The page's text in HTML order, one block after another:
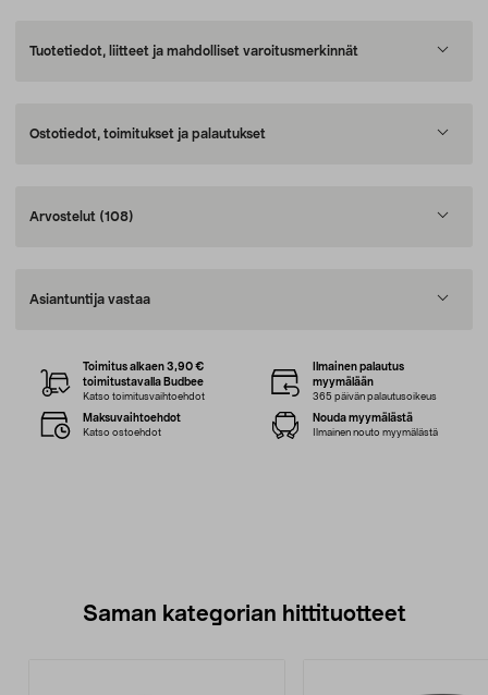
Tuotetiedot, liitteet ja mahdolliset varoitusmerkinnät
Ostotiedot, toimitukset ja palautukset
Arvostelut (108)
Asiantuntija vastaa
Toimitus alkaen 3,90 €
toimitustavalla Budbee
Katso toimitusvaihtoehdot
Ilmainen palautus
myymälään
365 päivän palautusoikeus
Maksuvaihtoehdot
Katso ostoehdot
Nouda myymälästä
Ilmainen nouto myymälästä
Saman kategorian hittituotteet